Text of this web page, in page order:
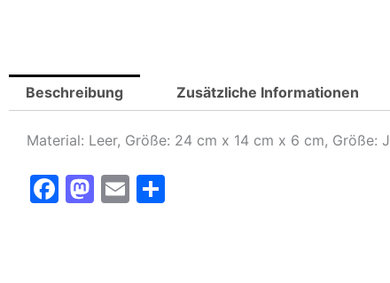
Beschreibung Zusätzliche Informationen
Material: Leer, Größe: 24 cm x 14 cm x 6 cm, Größe:
F
M E